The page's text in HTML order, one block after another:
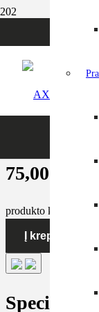
Energetikai ir elektros
Priedai
ndb
75,00
produkto kiekis: ndb
Į krepšelį